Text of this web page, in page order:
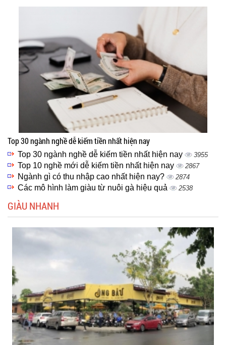
Top 30 ngành nghề dễ kiếm tiền nhất hiện nay
Top 30 ngành nghề dễ kiếm tiền nhất hiện nay 3955
Top 10 nghề mới dễ kiếm tiền nhất hiện nay 2867
Ngành gì có thu nhập cao nhất hiện nay? 2874
Các mô hình làm giàu từ nuôi gà hiệu quả 2538
GIÀU NHANH